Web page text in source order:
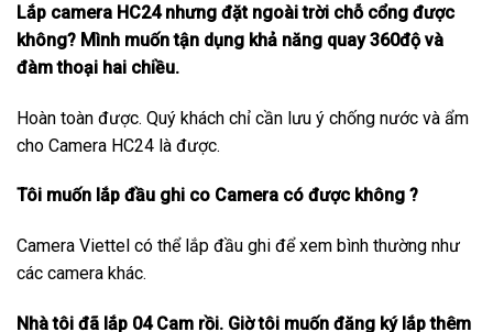
Lắp camera HC24 nhưng đặt ngoài trời chỗ cổng được
không? Mình muốn tận dụng khả năng quay 360độ và
đàm thoại hai chiều.
Hoàn toàn được. Quý khách chỉ cần lưu ý chống nước và ẩm
cho Camera HC24 là được.
Tôi muốn lắp đầu ghi co Camera có được không ?
Camera Viettel có thể lắp đầu ghi để xem bình thường như
các camera khác.
Nhà tôi đã lắp 04 Cam rồi. Giờ tôi muốn đăng ký lắp thêm